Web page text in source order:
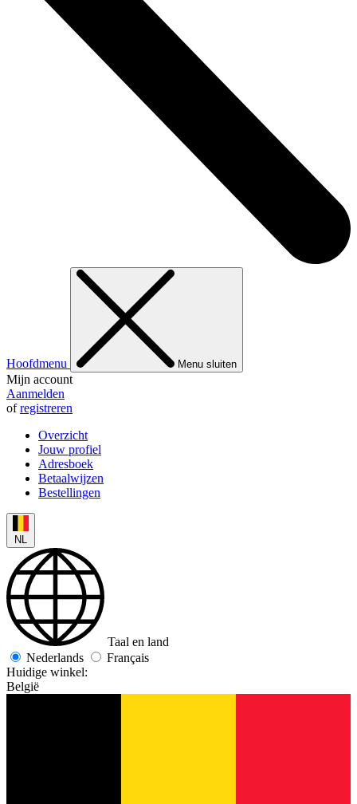
Hoofdmenu Menu sluiten
Mijn account
Aanmelden
ofregistreren
Overzicht
Jouw profiel
Adresboek
Betaalwijzen
Bestellingen
NL
Taal en land
Nederlands
Français
Huidige winkel:
België